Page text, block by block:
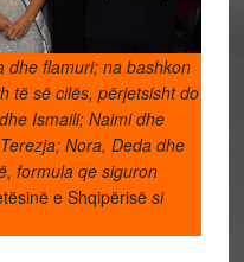
flamuri; na bashkon
të së cilës, përjetsisht do
Ismaili; Naimi dhe
Nora, Deda dhe
formula qe siguron
e Shqipërisë si